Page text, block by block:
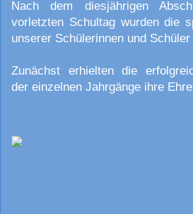
Nach dem diesjährigen
vorletzten Schultag wurden die
unserer Schülerinnen und
Zunächst erhielten die
der einzelnen Jahrgänge ihre